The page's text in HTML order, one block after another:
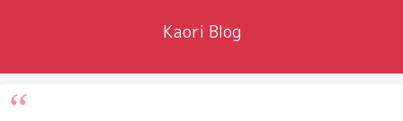
Kaori Blog